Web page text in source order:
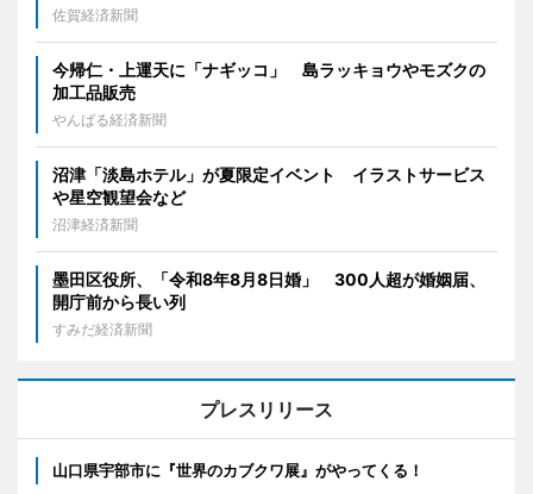
佐賀経済新聞
今帰仁・上運天に「ナギッコ」 島ラッキョウやモズクの
加工品販売
やんばる経済新聞
沼津「淡島ホテル」が夏限定イベント イラストサービス
や星空観望会など
沼津経済新聞
墨田区役所、「令和8年8月8日婚」 300人超が婚姻届、
開庁前から長い列
すみだ経済新聞
プレスリリース
山口県宇部市に『世界のカブクワ展』がやってくる！